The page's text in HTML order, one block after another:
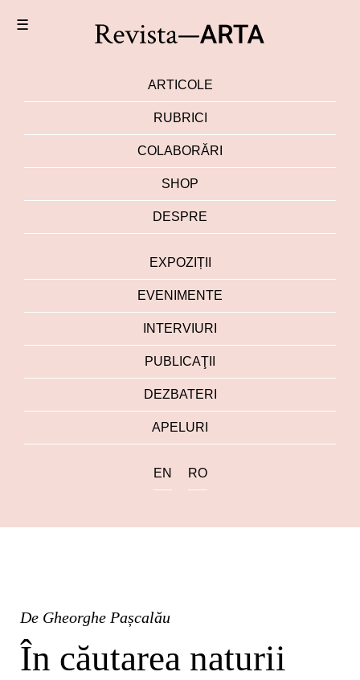
☰
ARTICOLE
RUBRICI
COLABORĂRI
SHOP
DESPRE
EXPOZIȚII
EVENIMENTE
INTERVIURI
PUBLICAŢII
DEZBATERI
APELURI
EN RO
De Gheorghe Pașcalău
În căutarea naturii